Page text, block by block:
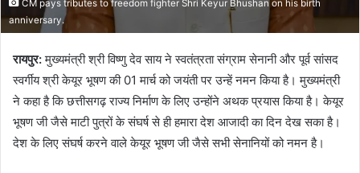
CM pays tributes to freedom fighter Shri Keyur Bhushan on his birth
anniversary.
रायपुर:मुख्यमंत्री श्री विष्णु देव साय ने स्वतंत्रता संग्राम सेनानी और पूर्व सांसद
स्वर्गीय श्री केयूर भूषण की 01 मार्च को जयंती पर उन्हें नमन किया है। मुख्यमंत्री
ने कहा है कि छत्तीसगढ़ राज्य निर्माण के लिए उन्होंने अथक प्रयास किया है। केयूर
भूषण जी जैसे माटी पुत्रों के संघर्ष से ही हमारा देश आजादी का दिन देख सका है।
देश के लिए संघर्ष करने वाले केयूर भूषण जी जैसे सभी सेनानियों को नमन है।